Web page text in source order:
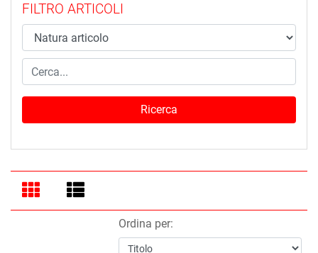
FILTRO ARTICOLI
Ordina per: